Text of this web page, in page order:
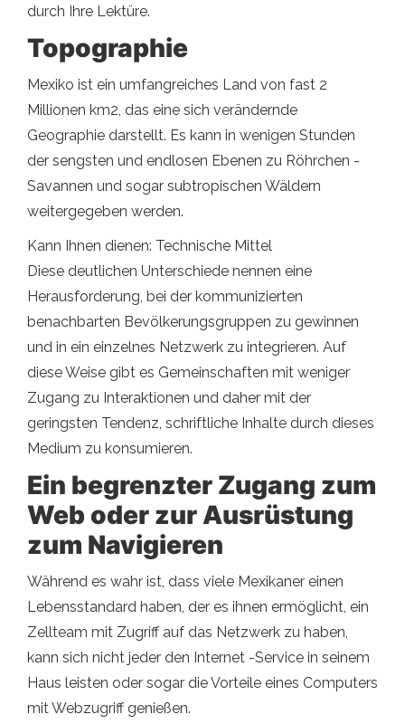
durch Ihre Lektüre.
Topographie
Mexiko ist ein umfangreiches Land von fast 2
Millionen km2, das eine sich verändernde
Geographie darstellt. Es kann in wenigen Stunden
der sengsten und endlosen Ebenen zu Röhrchen -
Savannen und sogar subtropischen Wäldern
weitergegeben werden.
Kann Ihnen dienen: Technische Mittel
Diese deutlichen Unterschiede nennen eine
Herausforderung, bei der kommunizierten
benachbarten Bevölkerungsgruppen zu gewinnen
und in ein einzelnes Netzwerk zu integrieren. Auf
diese Weise gibt es Gemeinschaften mit weniger
Zugang zu Interaktionen und daher mit der
geringsten Tendenz, schriftliche Inhalte durch dieses
Medium zu konsumieren.
Ein begrenzter Zugang zum
Web oder zur Ausrüstung
zum Navigieren
Während es wahr ist, dass viele Mexikaner einen
Lebensstandard haben, der es ihnen ermöglicht, ein
Zellteam mit Zugriff auf das Netzwerk zu haben,
kann sich nicht jeder den Internet -Service in seinem
Haus leisten oder sogar die Vorteile eines Computers
mit Webzugriff genießen.